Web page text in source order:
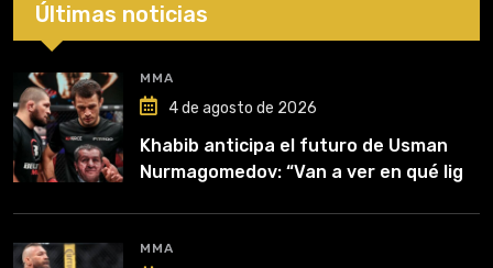
Últimas noticias
MMA
4 de agosto de 2026
Khabib anticipa el futuro de Usman
Nurmagomedov: “Van a ver en qué liga
MMA